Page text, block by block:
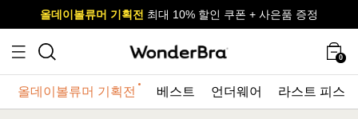
사이즈 무료 교환 서비스
올데이볼류머 기획전 최대 10% 할인 쿠폰 + 사은품 증정
사이즈 무료 교환 서비스
올데이볼류머 기획전 최대 10% 할인 쿠폰 + 사은품 증정
0
올데이볼류머 기획전 베스트 언더웨어 라스트 피스